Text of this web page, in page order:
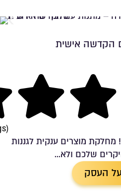
הקדשה אישית
מוצרים ענקית לגננות
שלכם ולא...
העסק